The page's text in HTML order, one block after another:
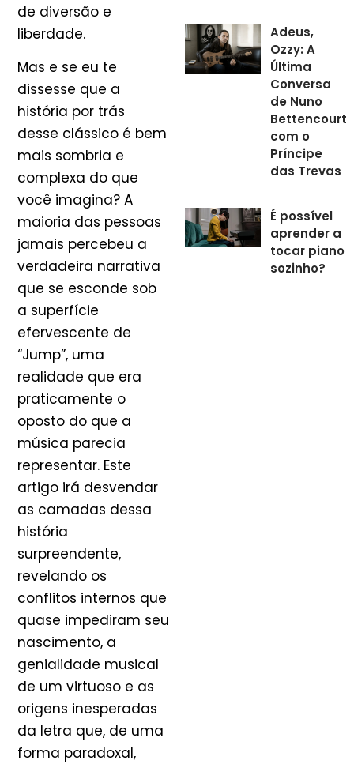
de diversão e
liberdade.
Mas e se eu te
dissesse que a
história por trás
desse clássico é bem
mais sombria e
complexa do que
você imagina? A
maioria das pessoas
jamais percebeu a
verdadeira narrativa
que se esconde sob
a superfície
efervescente de
“Jump”, uma
realidade que era
praticamente o
oposto do que a
música parecia
representar. Este
artigo irá desvendar
as camadas dessa
história
surpreendente,
revelando os
conflitos internos que
quase impediram seu
nascimento, a
genialidade musical
de um virtuoso e as
origens inesperadas
da letra que, de uma
forma paradoxal,
Adeus,
Ozzy: A
Última
Conversa
de Nuno
Bettencourt
com o
Príncipe
das Trevas
É possível
aprender a
tocar piano
sozinho?